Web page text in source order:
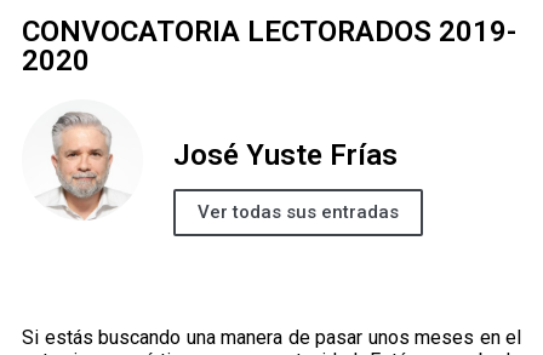
CONVOCATORIA LECTORADOS 2019-
2020
José Yuste Frías
Ver todas sus entradas
Si estás buscando una manera de pasar unos meses en el